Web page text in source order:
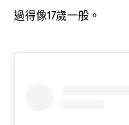
過得像17歲一般。